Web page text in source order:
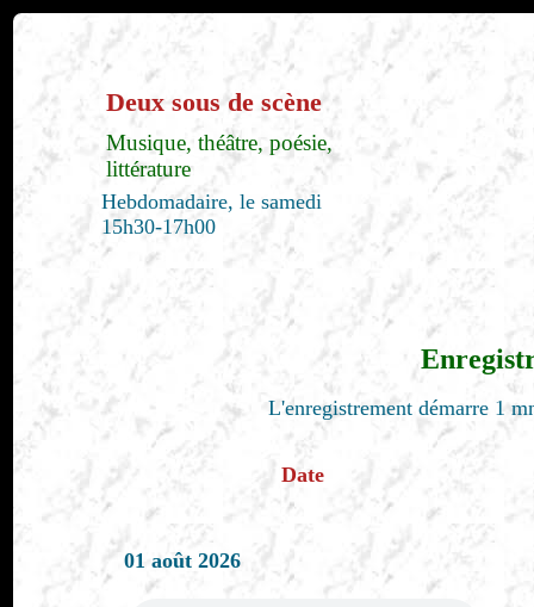
Deux sous de scène
Musique, théâtre, poésie,
littérature
Hebdomadaire, le samedi
15h30-17h00
L'enregistrement démarre 1
Date
01 août 2026